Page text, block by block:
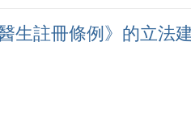
生註冊條例》的立法